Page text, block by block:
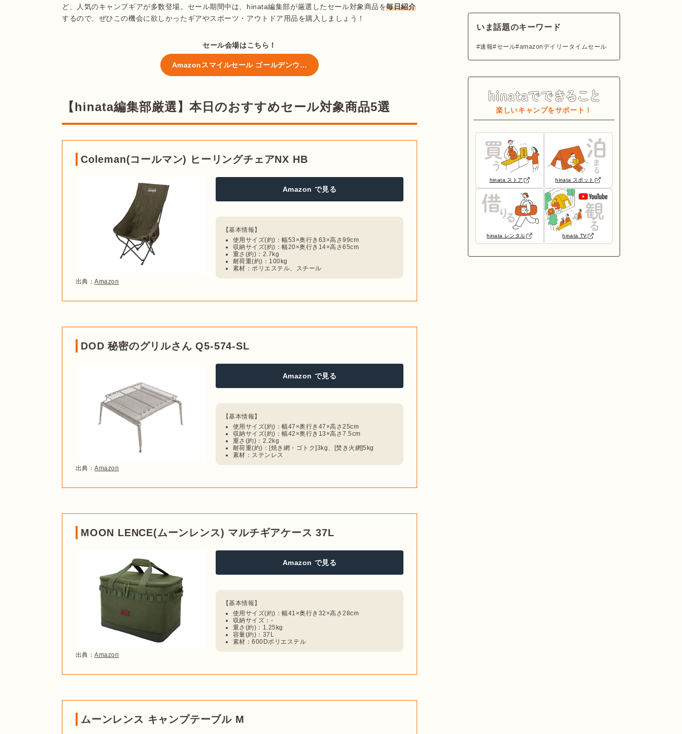
ど、人気のキャンプギアが多数登場。セール期間中は、hinata編集部が厳選したセール対象商品を毎日紹介
するので、ぜひこの機会に欲しかったギアやスポーツ・アウトドア用品を購入しましょう！
セール会場はこちら！
Amazonスマイルセール ゴールデンウィーク
【hinata編集部厳選】本日のおすすめセール対象商品5選
Coleman(コールマン) ヒーリングチェアNX HB
出典：Amazon
Amazon で見る
使用サイズ(約)：幅53×奥行き63×高さ99cm
収納サイズ(約)：幅20×奥行き14×高さ65cm
重さ(約)：2.7kg
耐荷重(約)：100kg
素材：ポリエステル、スチール
DOD 秘密のグリルさん Q5-574-SL
出典：Amazon
Amazon で見る
使用サイズ(約)：幅47×奥行き47×高さ25cm
収納サイズ(約)：幅42×奥行き13×高さ7.5cm
重さ(約)：2.2kg
耐荷重(約)：[焼き網・ゴトク]3kg、[焚き火網]5kg
素材：ステンレス
MOON LENCE(ムーンレンス) マルチギアケース 37L
出典：Amazon
Amazon で見る
使用サイズ(約)：幅41×奥行き32×高さ28cm
収納サイズ：-
重さ(約)：1.25kg
容量(約)：37L
素材：600Dポリエステル
ムーンレンス キャンプテーブル M
いま話題のキーワード
速報 セール amazonデイリータイムセール
楽しいキャンプをサポート！
hinata ストア hinata スポット
hinata レンタル hinata TV